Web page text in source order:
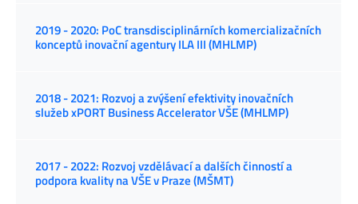
2019 - 2020: PoC transdisciplinárních komercializačních
konceptů inovační agentury ILA III (MHLMP)
2018 - 2021: Rozvoj a zvýšení efektivity inovačních
služeb xPORT Business Accelerator VŠE (MHLMP)
2017 - 2022: Rozvoj vzdělávací a dalších činností a
podpora kvality na VŠE v Praze (MŠMT)